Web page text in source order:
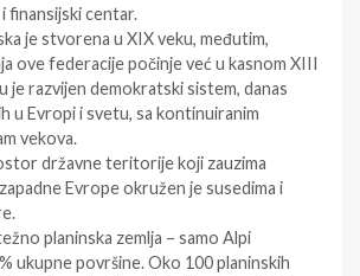
finansijski centar.
je stvorena u XIX veku, međutim,
ove federacije počinje već u kasnom XIII
je razvijen demokratski sistem, danas
u Evropi i svetu, sa kontinuiranim
vekova.
državne teritorije koji zauzima
Evrope okružen je susedima i
planinska zemlja – samo Alpi
ukupne površine. Oko 100 planinskih